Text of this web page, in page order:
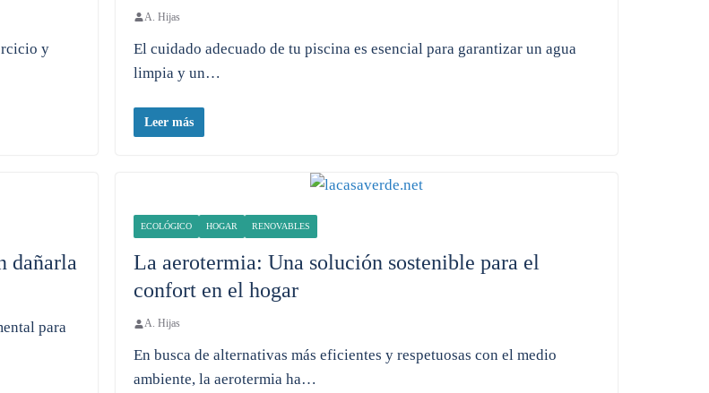
y
A. Hijas
El cuidado adecuado de tu piscina es esencial para garantizar un agua
limpia y un…
Leer más
dañarla
para
ECOLÓGICO HOGAR RENOVABLES
La aerotermia: Una solución sostenible para el
confort en el hogar
A. Hijas
En busca de alternativas más eficientes y respetuosas con el medio
ambiente, la aerotermia ha…